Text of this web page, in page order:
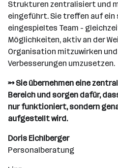
Strukturen zentralisiert und
eingeführt. Sie treffen auf
eingespieltes Team -
Möglichkeiten, aktiv an der
Organisation mitzuwirken
Verbesserungen umzusetzen.
→ Sie übernehmen eine
Bereich und sorgen dafür,
nur funktioniert, sondern
aufgestellt wird.
Doris Eichlberger
Personalberatung